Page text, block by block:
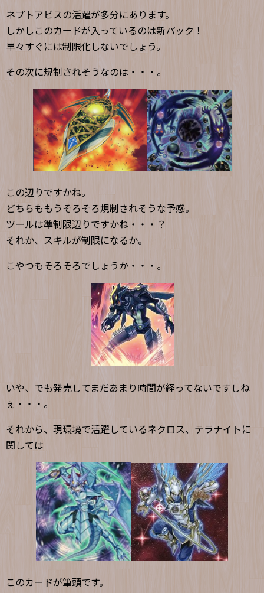
ネプトアビスの活躍が多分にあります。
しかしこのカードが入っているのは新パック！
早々すぐには制限化しないでしょう。
その次に規制されそうなのは・・・。
この辺りですかね。
どちらももうそろそろ規制されそうな予感。
ツールは準制限辺りですかね・・・？
それか、スキルが制限になるか。
こやつもそろそろでしょうか・・・。
いや、でも発売してまだあまり時間が経ってないですしね
ぇ・・・。
それから、現環境で活躍しているネクロス、テラナイトに
関しては
このカードが筆頭です。